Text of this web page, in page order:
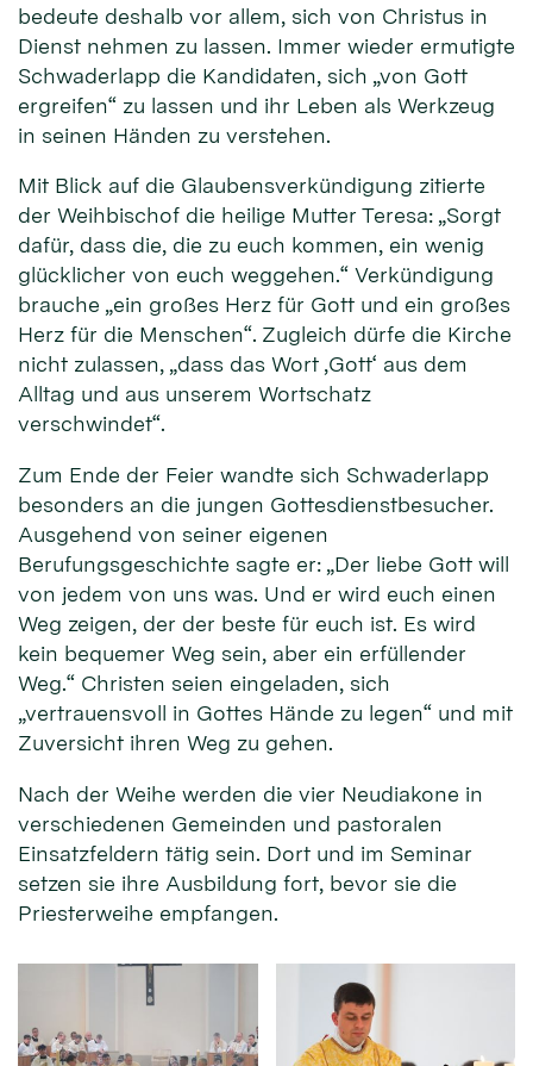
bedeute deshalb vor allem, sich von Christus in
Dienst nehmen zu lassen. Immer wieder ermutigte
Schwaderlapp die Kandidaten, sich „von Gott
ergreifen“ zu lassen und ihr Leben als Werkzeug
in seinen Händen zu verstehen.
Mit Blick auf die Glaubensverkündigung zitierte
der Weihbischof die heilige Mutter Teresa: „Sorgt
dafür, dass die, die zu euch kommen, ein wenig
glücklicher von euch weggehen.“ Verkündigung
brauche „ein großes Herz für Gott und ein großes
Herz für die Menschen“. Zugleich dürfe die Kirche
nicht zulassen, „dass das Wort ‚Gott‘ aus dem
Alltag und aus unserem Wortschatz
verschwindet“.
Zum Ende der Feier wandte sich Schwaderlapp
besonders an die jungen Gottesdienstbesucher.
Ausgehend von seiner eigenen
Berufungsgeschichte sagte er: „Der liebe Gott will
von jedem von uns was. Und er wird euch einen
Weg zeigen, der der beste für euch ist. Es wird
kein bequemer Weg sein, aber ein erfüllender
Weg.“ Christen seien eingeladen, sich
„vertrauensvoll in Gottes Hände zu legen“ und mit
Zuversicht ihren Weg zu gehen.
Nach der Weihe werden die vier Neudiakone in
verschiedenen Gemeinden und pastoralen
Einsatzfeldern tätig sein. Dort und im Seminar
setzen sie ihre Ausbildung fort, bevor sie die
Priesterweihe empfangen.